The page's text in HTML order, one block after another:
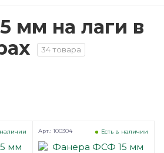
мм на лаги в
34 товара
Есть в наличии
Арт.: 100304